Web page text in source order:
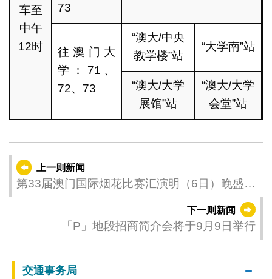
车至
中午
12时
73
往澳门大
学：71、
72、73
“澳大/中央
教学楼”站
“大学南”站
“澳大/大学
展馆”站
“澳大/大学
会堂”站
上一则新闻
第33届澳门国际烟花比赛汇演明（6日）晚盛大
下一则新闻
「P」地段招商简介会将于9月9日举行
交通事务局